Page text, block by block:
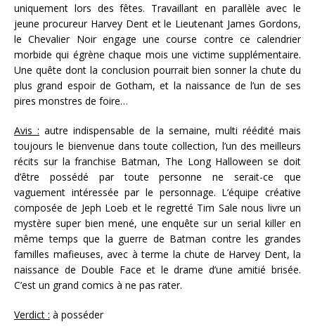
uniquement lors des fêtes. Travaillant en parallèle avec le
jeune procureur Harvey Dent et le Lieutenant James Gordons,
le Chevalier Noir engage une course contre ce calendrier
morbide qui égrène chaque mois une victime supplémentaire.
Une quête dont la conclusion pourrait bien sonner la chute du
plus grand espoir de Gotham, et la naissance de l’un de ses
pires monstres de foire…
Avis : autre indispensable de la semaine, multi réédité mais
toujours le bienvenue dans toute collection, l’un des meilleurs
récits sur la franchise Batman, The Long Halloween se doit
d’être possédé par toute personne ne serait-ce que
vaguement intéressée par le personnage. L’équipe créative
composée de Jeph Loeb et le regretté Tim Sale nous livre un
mystère super bien mené, une enquête sur un serial killer en
même temps que la guerre de Batman contre les grandes
familles mafieuses, avec à terme la chute de Harvey Dent, la
naissance de Double Face et le drame d’une amitié brisée.
C’est un grand comics à ne pas rater.
Verdict : à posséder